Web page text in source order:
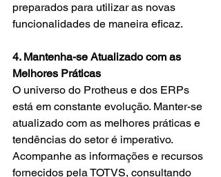
preparados para utilizar as novas
funcionalidades de maneira eficaz.
4. Mantenha-se Atualizado com as
Melhores Práticas
O universo do Protheus e dos ERPs
está em constante evolução. Manter-se
atualizado com as melhores práticas e
tendências do setor é imperativo.
Acompanhe as informações e recursos
fornecidos pela TOTVS, consultando